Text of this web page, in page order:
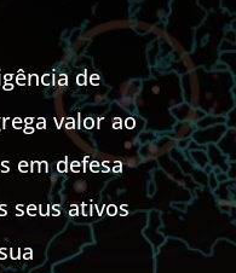
de
valor ao
em defesa
seus ativos